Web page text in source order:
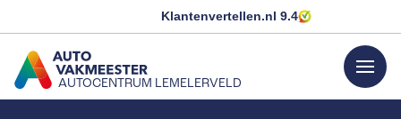
Klantenvertellen.nl 9.4
AUTOCENTRUM LEMELERVELD
GA NAAR DE HOMEPAGINA
menu